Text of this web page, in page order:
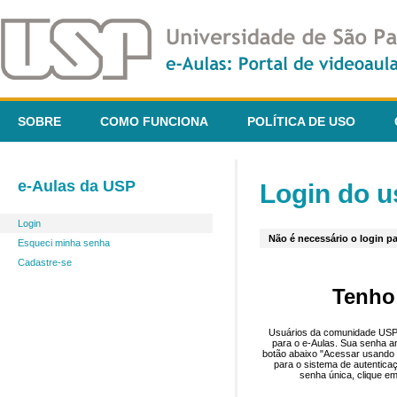
SOBRE COMO FUNCIONA POLÍTICA DE USO
e-Aulas da USP
Login
Esqueci minha senha
Cadastre-se
Login do
Não é necessário o login
Usuários da comunidade
para o e-Aulas. Sua senha
botão abaixo "Acessar
para o sistema de
senha única, clique